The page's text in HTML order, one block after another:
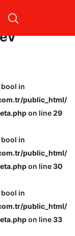
in
public_html/
on line29
in
public_html/
on line30
in
public_html/
on line33